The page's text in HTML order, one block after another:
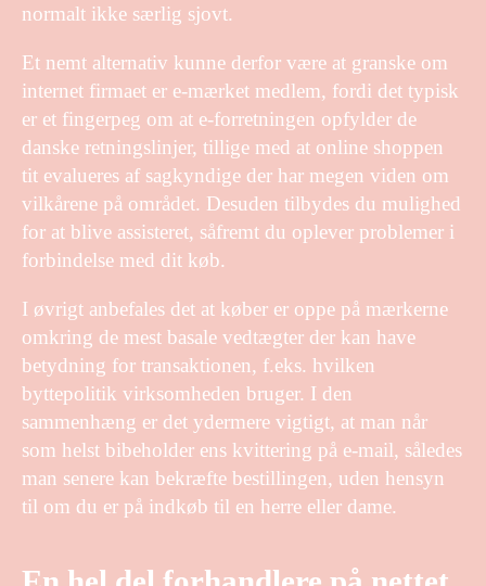
normalt ikke særlig sjovt.
Et nemt alternativ kunne derfor være at granske om
internet firmaet er e-mærket medlem, fordi det typisk
er et fingerpeg om at e-forretningen opfylder de
danske retningslinjer, tillige med at online shoppen
tit evalueres af sagkyndige der har megen viden om
vilkårene på området. Desuden tilbydes du mulighed
for at blive assisteret, såfremt du oplever problemer i
forbindelse med dit køb.
I øvrigt anbefales det at køber er oppe på mærkerne
omkring de mest basale vedtægter der kan have
betydning for transaktionen, f.eks. hvilken
byttepolitik virksomheden bruger. I den
sammenhæng er det ydermere vigtigt, at man når
som helst bibeholder ens kvittering på e-mail, således
man senere kan bekræfte bestillingen, uden hensyn
til om du er på indkøb til en herre eller dame.